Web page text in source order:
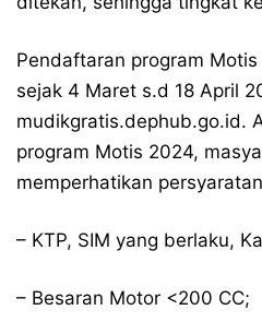
Pendaftaran program
sejak 4 Maret s.d 18 April
mudikgratis.dephub.go.id.
program Motis 2024,
memperhatikan
– KTP, SIM yang berlaku,
– Besaran Motor <200 CC;